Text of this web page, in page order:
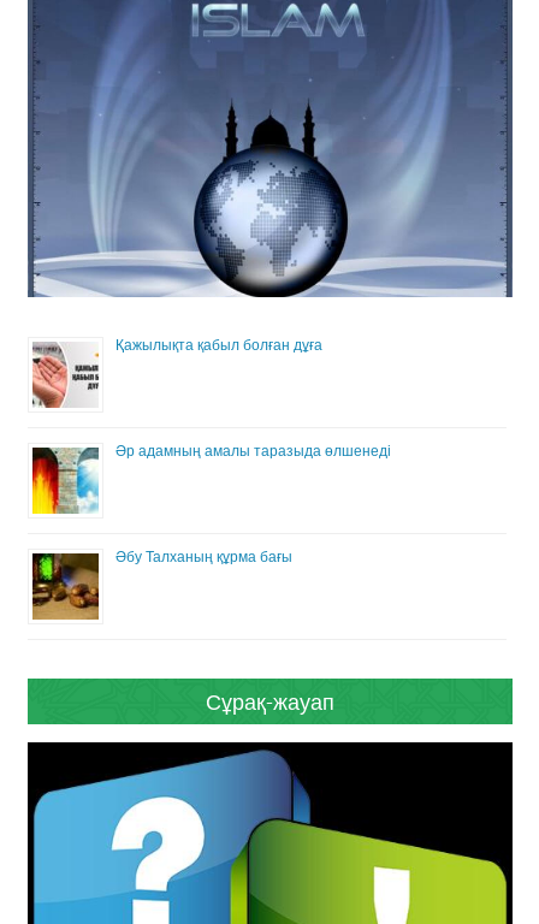
Қажылықта қабыл болған дұға
Әр адамның амалы таразыда өлшенеді
Әбу Талханың құрма бағы
Сұрақ-жауап